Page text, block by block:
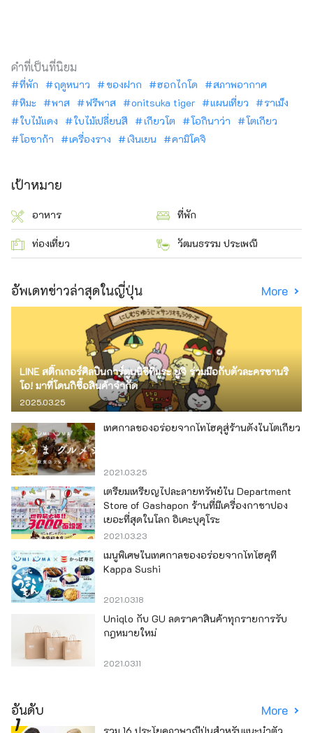
คำที่เป็นที่นิยม
ที่พัก ฤดูหนาว ของฝาก ฮอกไกโด
สภาพอากาศ
หิมะ
พาส ฟรีพาส onitsuka tiger แผนเที่ยว
ราเม็ง
ใบไม้แดง
ใบไม้เปลี่ยนสี เกียวโต โอกินาว่า
โตเกียว
โอซาก้า
เครื่องราง เงินเยน คามิโคจิ
เป้าหมาย
อาหาร ที่พัก
ท่องเที่ยว วัฒนธรรม ประเพณี
อัพเดทข่าวล่าสุดในญี่ปุ่น More
LINE สติ๊กเกอร์ศิลปินการ์ตูนนิชิทีมูระ ยูจิ ร่วมมือกับตัวละครซานริ
โอ! มาที่โดนกิซื้อสินค้าจำกัด
2025.03.25
เทศกาลของอร่อยจากโทโฮคุสู่ร้านดังในโตเกียว
2021.03.25
เตรียมเหรียญไปละลายทรัพย์ใน Department
Store of Gashapon ร้านที่มีเครื่องกาชาปอง
เยอะที่สุดในโลก อิเคะบุคุโระ
2021.03.23
เมนูพิเศษในเทศกาลของอร่อยจากโทโฮคุที่
Kappa Sushi
2021.03.18
Uniqlo กับ GU ลดราคาสินค้าทุกรายการรับ
กฎหมายใหม่
2021.03.11
อันดับ More